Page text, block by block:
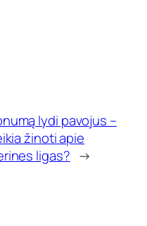
lydi pavojus –
žinoti apie
ligas? →